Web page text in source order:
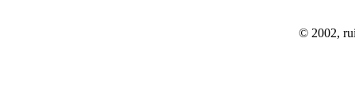
© 2002,